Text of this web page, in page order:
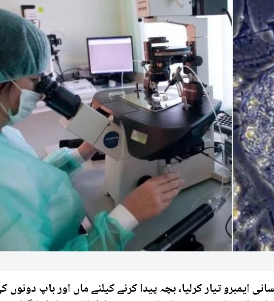
ایمبرو تیار کرلیا، بچہ پیدا کرنے کیلئے ماں اور باپ دونوں